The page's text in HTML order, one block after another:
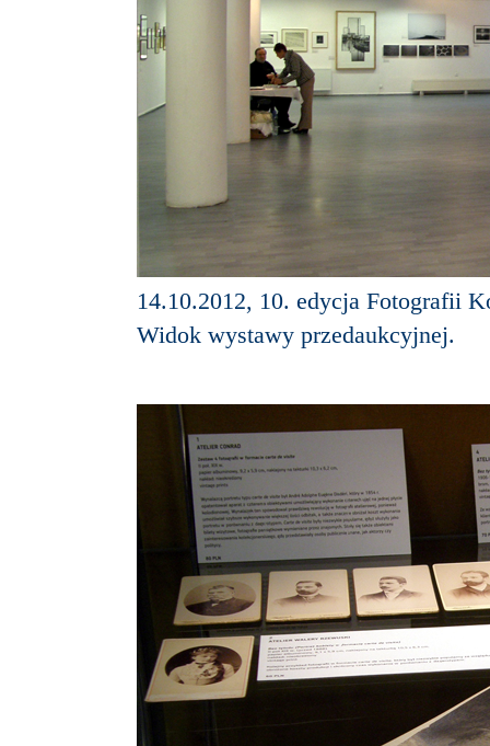
14.10.2012, 10. edycja Fotografii
Widok wystawy przedaukcyjnej.